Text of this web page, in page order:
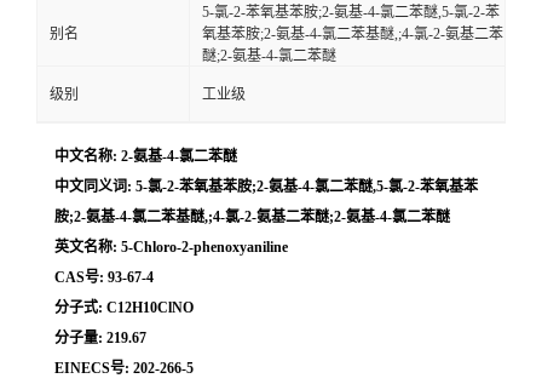
别名
5-氯-2-苯氧基苯胺;2-氨基-4-氯二苯醚,5-氯-2-苯
氧基苯胺;2-氨基-4-氯二苯基醚,;4-氯-2-氨基二苯
醚;2-氨基-4-氯二苯醚
级别 工业级
中文名称: 2-氨基-4-氯二苯醚
中文同义词: 5-氯-2-苯氧基苯胺;2-氨基-4-氯二苯醚,5-氯-2-苯氧基苯
胺;2-氨基-4-氯二苯基醚,;4-氯-2-氨基二苯醚;2-氨基-4-氯二苯醚
英文名称: 5-Chloro-2-phenoxyaniline
CAS号: 93-67-4
分子式: C12H10ClNO
分子量: 219.67
EINECS号: 202-266-5